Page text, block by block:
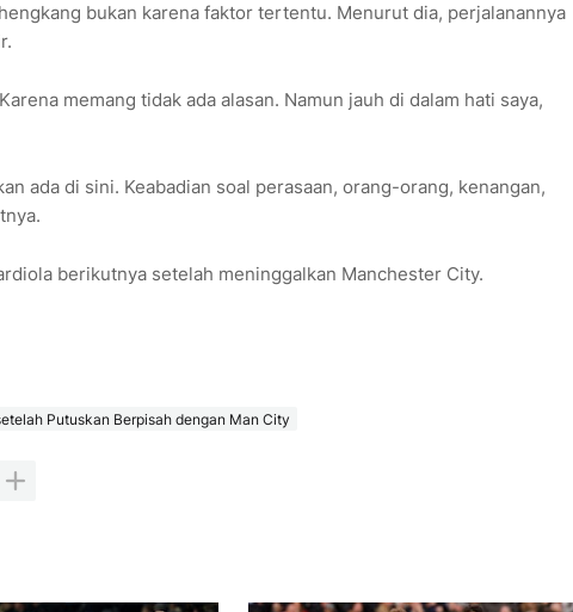
bukan karena faktor tertentu. Menurut dia, perjalanannya
memang tidak ada alasan. Namun jauh di dalam hati saya,
ada di sini. Keabadian soal perasaan, orang-orang, kenangan,
berikutnya setelah meninggalkan Manchester City.
Putuskan Berpisah dengan Man City